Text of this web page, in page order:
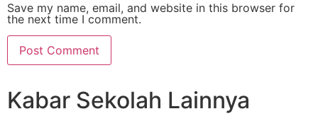
Save my name, email, and website in this browser for
the next time I comment.
Kabar Sekolah Lainnya